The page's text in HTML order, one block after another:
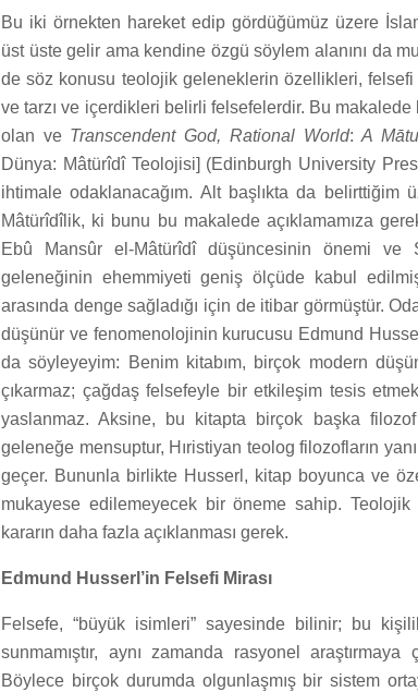
Bu iki örnekten hareket edip gördüğümüz üzere
üst üste gelir ama kendine özgü söylem alanını da
de söz konusu teolojik geleneklerin özellikleri,
ve tarzı ve içerdikleri belirli felsefelerdir. Bu makalede
olan ve Transcendent God, Rational World:A
Dünya: Mâtürîdî Teolojisi] (Edinburgh University
ihtimale odaklanacağım. Alt başlıkta da belirttiğim
Mâtürîdîlik, ki bunu bu makalede açıklamamıza
Ebû Mansûr el-Mâtürîdî düşüncesinin önemi ve
geleneğinin ehemmiyeti geniş ölçüde kabul
arasında denge sağladığı için de itibar görmüştür.
düşünür ve fenomenolojinin kurucusu Edmund
da söyleyeyim: Benim kitabım, birçok modern
çıkarmaz; çağdaş felsefeyle bir etkileşim tesis
yaslanmaz. Aksine, bu kitapta birçok başka
geleneğe mensuptur, Hıristiyan teolog filozofların
geçer. Bununla birlikte Husserl, kitap boyunca ve
mukayese edilemeyecek bir öneme sahip. Teolojik
kararın daha fazla açıklanması gerek.
Edmund Husserl’in Felsefi Mirası
Felsefe, “büyük isimleri” sayesinde bilinir; bu
sunmamıştır, aynı zamanda rasyonel
Böylece birçok durumda olgunlaşmış bir sistem